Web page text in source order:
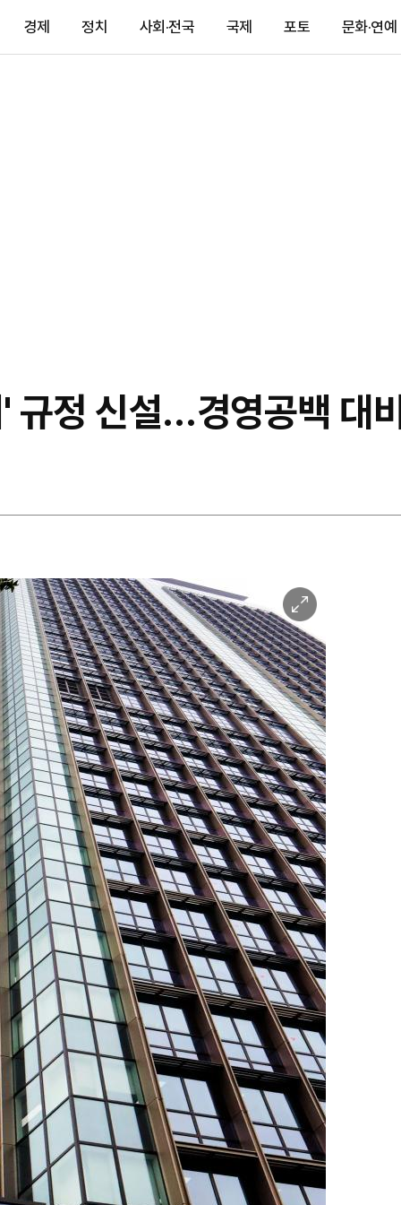
경제 정치 사회·전국 국제 포토 문화·연예
규정 신설…경영공백 대
이
미
지
확
대